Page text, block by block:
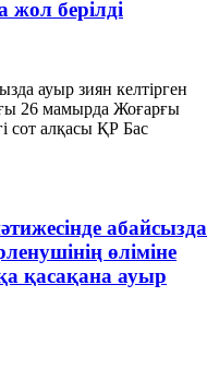
жол берілді
ауыр зиян келтірген
26 мамырда Жоғарғы
сот алқасы ҚР Бас
абайсызда
өліміне
қасақана ауыр